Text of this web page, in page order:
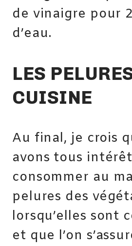
de vinaigre pour
d’eau.
LES
CUISINE
Au final, je crois
avons tous
consommer au
pelures des
lorsqu’elles sont
et que l’on